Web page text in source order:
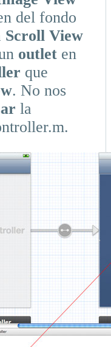
del fondo
Scroll View
outlet en
que
. No nos
la